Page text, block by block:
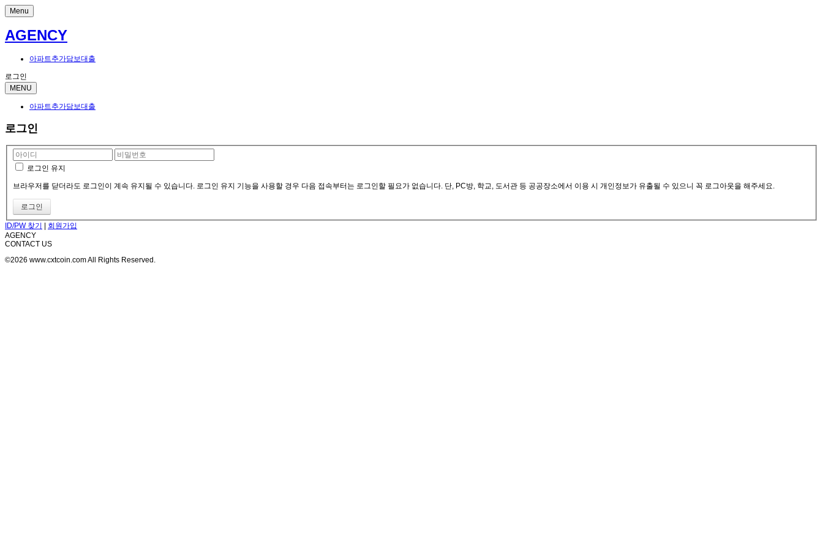
Menu
AGENCY
아파트추가담보대출
로그인
MENU
아파트추가담보대출
로그인
로그인 유지
브라우저를 닫더라도 로그인이 계속 유지될 수 있습니다. 로그인 유지 기능을 사용할 경우 다음 접속부터는 로그인할 필요가 없습니다. 단, PC방, 학교, 도서관 등 공공장소에서 이용 시 개인정보가 유출될 수 있으니 꼭 로그아웃을 해주세요.
ID/PW 찾기 | 회원가입
AGENCY
CONTACT US
©2026 www.cxtcoin.com All Rights Reserved.